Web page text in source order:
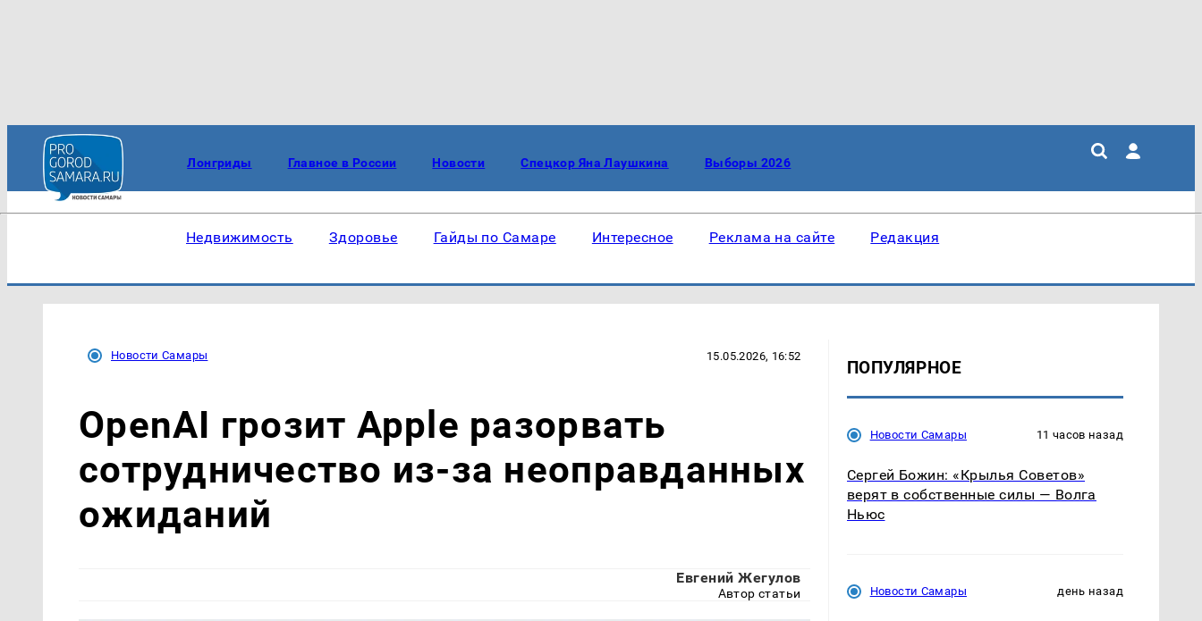
Лонгриды Главное в России Новости Спецкор Яна Лаушкина Выборы 2026
Недвижимость Здоровье Гайды по Самаре Интересное Реклама на сайте Редакция
Новости Самары 15.05.2026, 16:52
OpenAI грозит Apple разорвать
сотрудничество из-за неоправданных
ожиданий
Евгений Жегулов
Автор статьи
ПОПУЛЯРНОЕ
Новости Самары 11 часов назад
Сергей Божин: «Крылья Советов»
верят в собственные силы — Волга
Ньюс
Новости Самары день назад